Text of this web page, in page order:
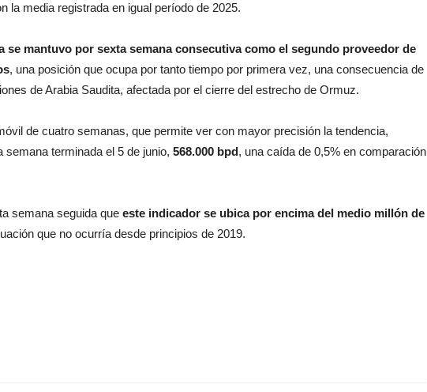
la media registrada en igual período de 2025.
se mantuvo por sexta semana consecutiva como el segundo proveedor de
, una posición que ocupa por tanto tiempo por primera vez, una consecuencia de
de Arabia Saudita, afectada por el cierre del estrecho de Ormuz.
de cuatro semanas, que permite ver con mayor precisión la tendencia,
semana terminada el 5 de junio, 568.000 bpd, una caída de 0,5% en comparación
semana seguida que este indicador se ubica por encima del medio millón de
que no ocurría desde principios de 2019.